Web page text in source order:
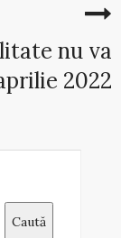
nu va
2022
Caută